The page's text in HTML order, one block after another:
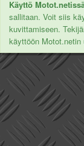
Käyttö
sallitaan. Voit siis
kuvittamiseen.
käyttöön Motot.netin